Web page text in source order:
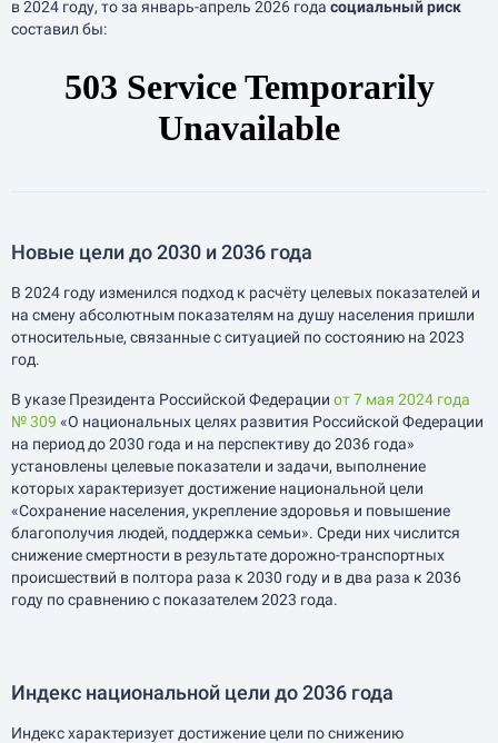
в 2024 году, то за январь-апрель 2026 года социальный риск
составил бы:
Новые цели до 2030 и 2036 года
В 2024 году изменился подход к расчёту целевых показателей и
на смену абсолютным показателям на душу населения пришли
относительные, связанные с ситуацией по состоянию на 2023
год.
В указе Президента Российской Федерации от 7 мая 2024 года
№ 309 «О национальных целях развития Российской Федерации
на период до 2030 года и на перспективу до 2036 года»
установлены целевые показатели и задачи, выполнение
которых характеризует достижение национальной цели
«Сохранение населения, укрепление здоровья и повышение
благополучия людей, поддержка семьи». Среди них числится
снижение смертности в результате дорожно-транспортных
происшествий в полтора раза к 2030 году и в два раза к 2036
году по сравнению с показателем 2023 года.
Индекс национальной цели до 2036 года
Индекс характеризует достижение цели по снижению